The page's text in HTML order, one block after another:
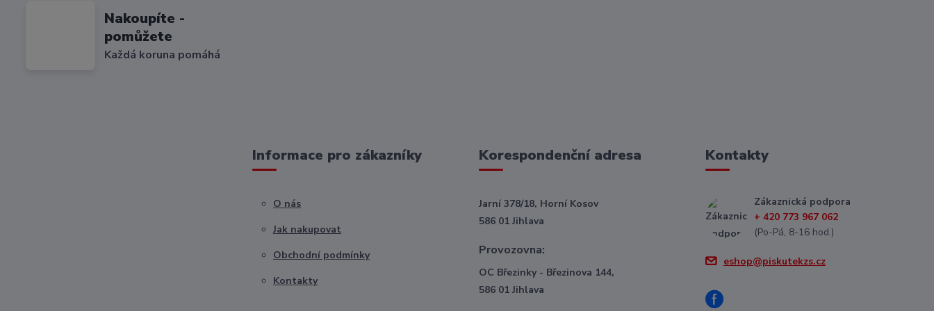
Nakoupíte -
pomůžete
Každá koruna pomáhá
Informace pro zákazníky
O nás
Jak nakupovat
Obchodní podmínky
Kontakty
Korespondenční adresa
Jarní 378/18, Horní Kosov
586 01 Jihlava
Provozovna:
OC Březinky - Březinova 144,
586 01 Jihlava
Kontakty
Zákaznická podpora
+ 420 773 967 062
(Po-Pá, 8-16 hod.)
eshop@piskutekzs.cz